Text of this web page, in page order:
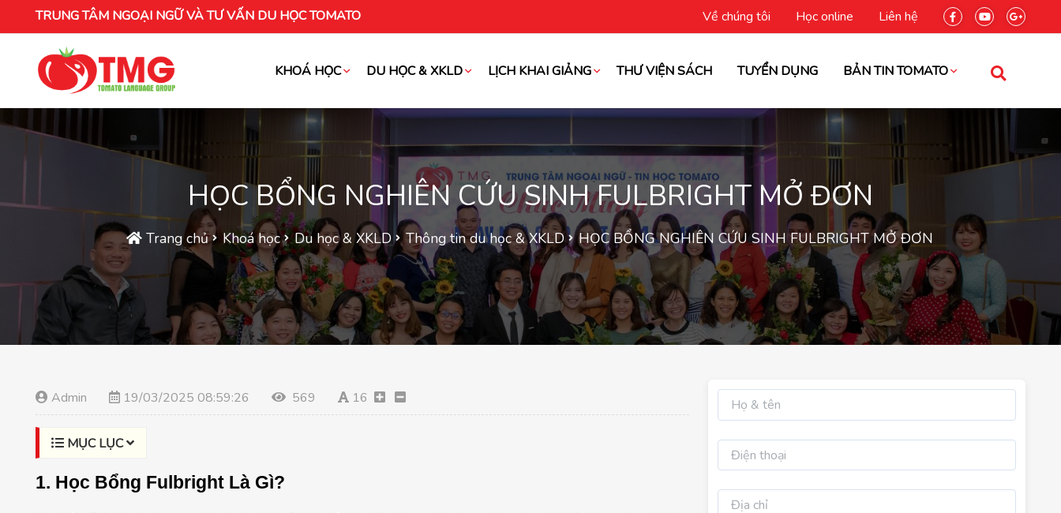
TRUNG TÂM NGOẠI NGỮ VÀ TƯ VẤN DU HỌC TOMATO Về chúng tôi Học online Liên hệ
KHOÁ HỌC DU HỌC & XKLD LỊCH KHAI GIẢNG THƯ VIỆN SÁCH TUYỂN DỤNG BẢN TIN TOMATO
HỌC BỔNG NGHIÊN CỨU SINH FULBRIGHT MỞ ĐƠN
Trang chủ Khoá học Du học & XKLD Thông tin du học & XKLD HỌC BỔNG NGHIÊN CỨU SINH FULBRIGHT MỞ ĐƠN
Admin 19/03/2025 08:59:26 569 16
MỤC LỤC
1. Học Bổng Fulbright Là Gì?